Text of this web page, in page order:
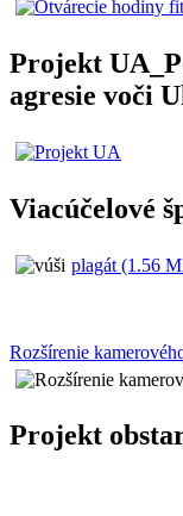
Projekt
agresie voči
Viacúčelové
plagát (1.56
Rozšírenie
Projekt